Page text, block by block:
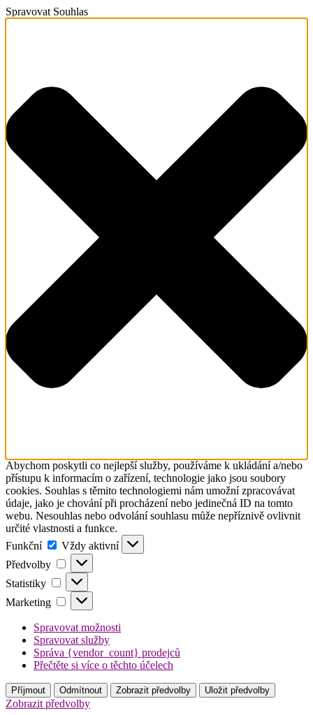
Spravovat Souhlas
Abychom poskytli co nejlepší služby, používáme k ukládání a/nebo
přístupu k informacím o zařízení, technologie jako jsou soubory
cookies. Souhlas s těmito technologiemi nám umožní zpracovávat
údaje, jako je chování při procházení nebo jedinečná ID na tomto
webu. Nesouhlas nebo odvolání souhlasu může nepříznivě ovlivnit
určité vlastnosti a funkce.
Funkční
Funkční
Vždy aktivní
Předvolby
Předvolby
Statistiky Statistiky
Marketing Marketing
Spravovat možnosti
Spravovat služby
Správa {vendor_count} prodejců
Přečtěte si více o těchto účelech
Příjmout Odmítnout Zobrazit předvolby Uložit předvolby
Zobrazit předvolby